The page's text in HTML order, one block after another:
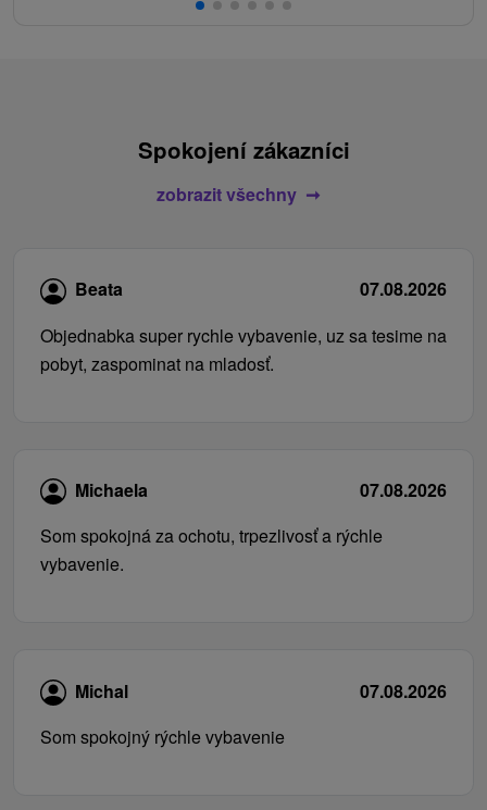
Spokojení zákazníci
zobrazit všechny
Beata
07.08.2026
Objednabka super rychle vybavenie, uz sa tesime na
pobyt, zaspominat na mladosť.
Michaela
07.08.2026
Som spokojná za ochotu, trpezlivosť a rýchle
vybavenie.
Michal
07.08.2026
Som spokojný rýchle vybavenie